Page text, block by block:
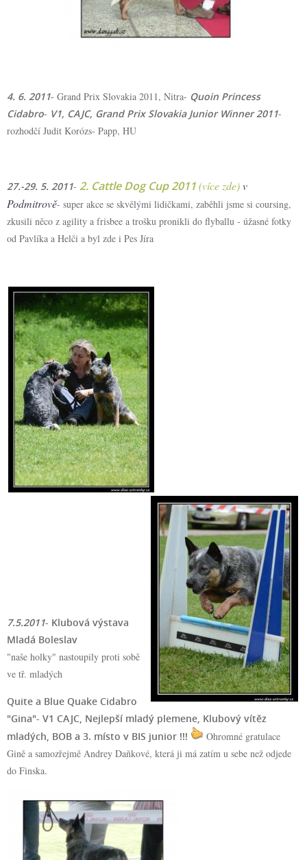
4. 6. 2011- Grand Prix Slovakia 2011, Nitra- Quoin Princess
Cidabro- V1, CAJC, Grand Prix Slovakia Junior Winner 2011-
rozhodčí Judit Korózs- Papp, HU
27.-29. 5. 2011- 2. Cattle Dog Cup 2011(více zde)v
Podmitrově- super akce se skvělými lidičkami, zaběhli jsme si coursing,
zkusili něco z agility a frisbee a trošku pronikli do flyballu - úžasné fotky
od Pavlíka a Helči a byl zde i Pes Jíra
7.5.2011- Klubová výstava
Mladá Boleslav
"naše holky" nastoupily proti sobě
ve tř. mladých
Quite a Blue Quake Cidabro
"Gina"- V1 CAJC, Nejlepší mladý plemene, Klubový vítěz
mladých, BOB a 3. místo v BIS junior !!!
Ohromné gratulace
Gině a samozřejmě Andrey Daňkové, která ji má zatím u sebe než odjede
do Finska.